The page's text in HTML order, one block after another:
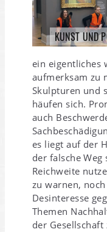
KUNST UND
ein eigentliches
aufmerksam zu
Skulpturen und
häufen sich.
auch
es liegt auf der
der falsche
Reichweite
zu warnen,
Desinteresse
Themen
der